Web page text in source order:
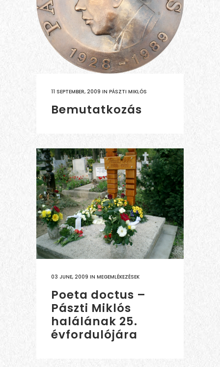
11 SEPTEMBER, 2009 IN PÁSZTI MIKLÓS
Bemutatkozás
03 JUNE, 2009 IN MEGEMLÉKEZÉSEK
Poeta doctus –
Pászti Miklós
halálának 25.
évfordulójára